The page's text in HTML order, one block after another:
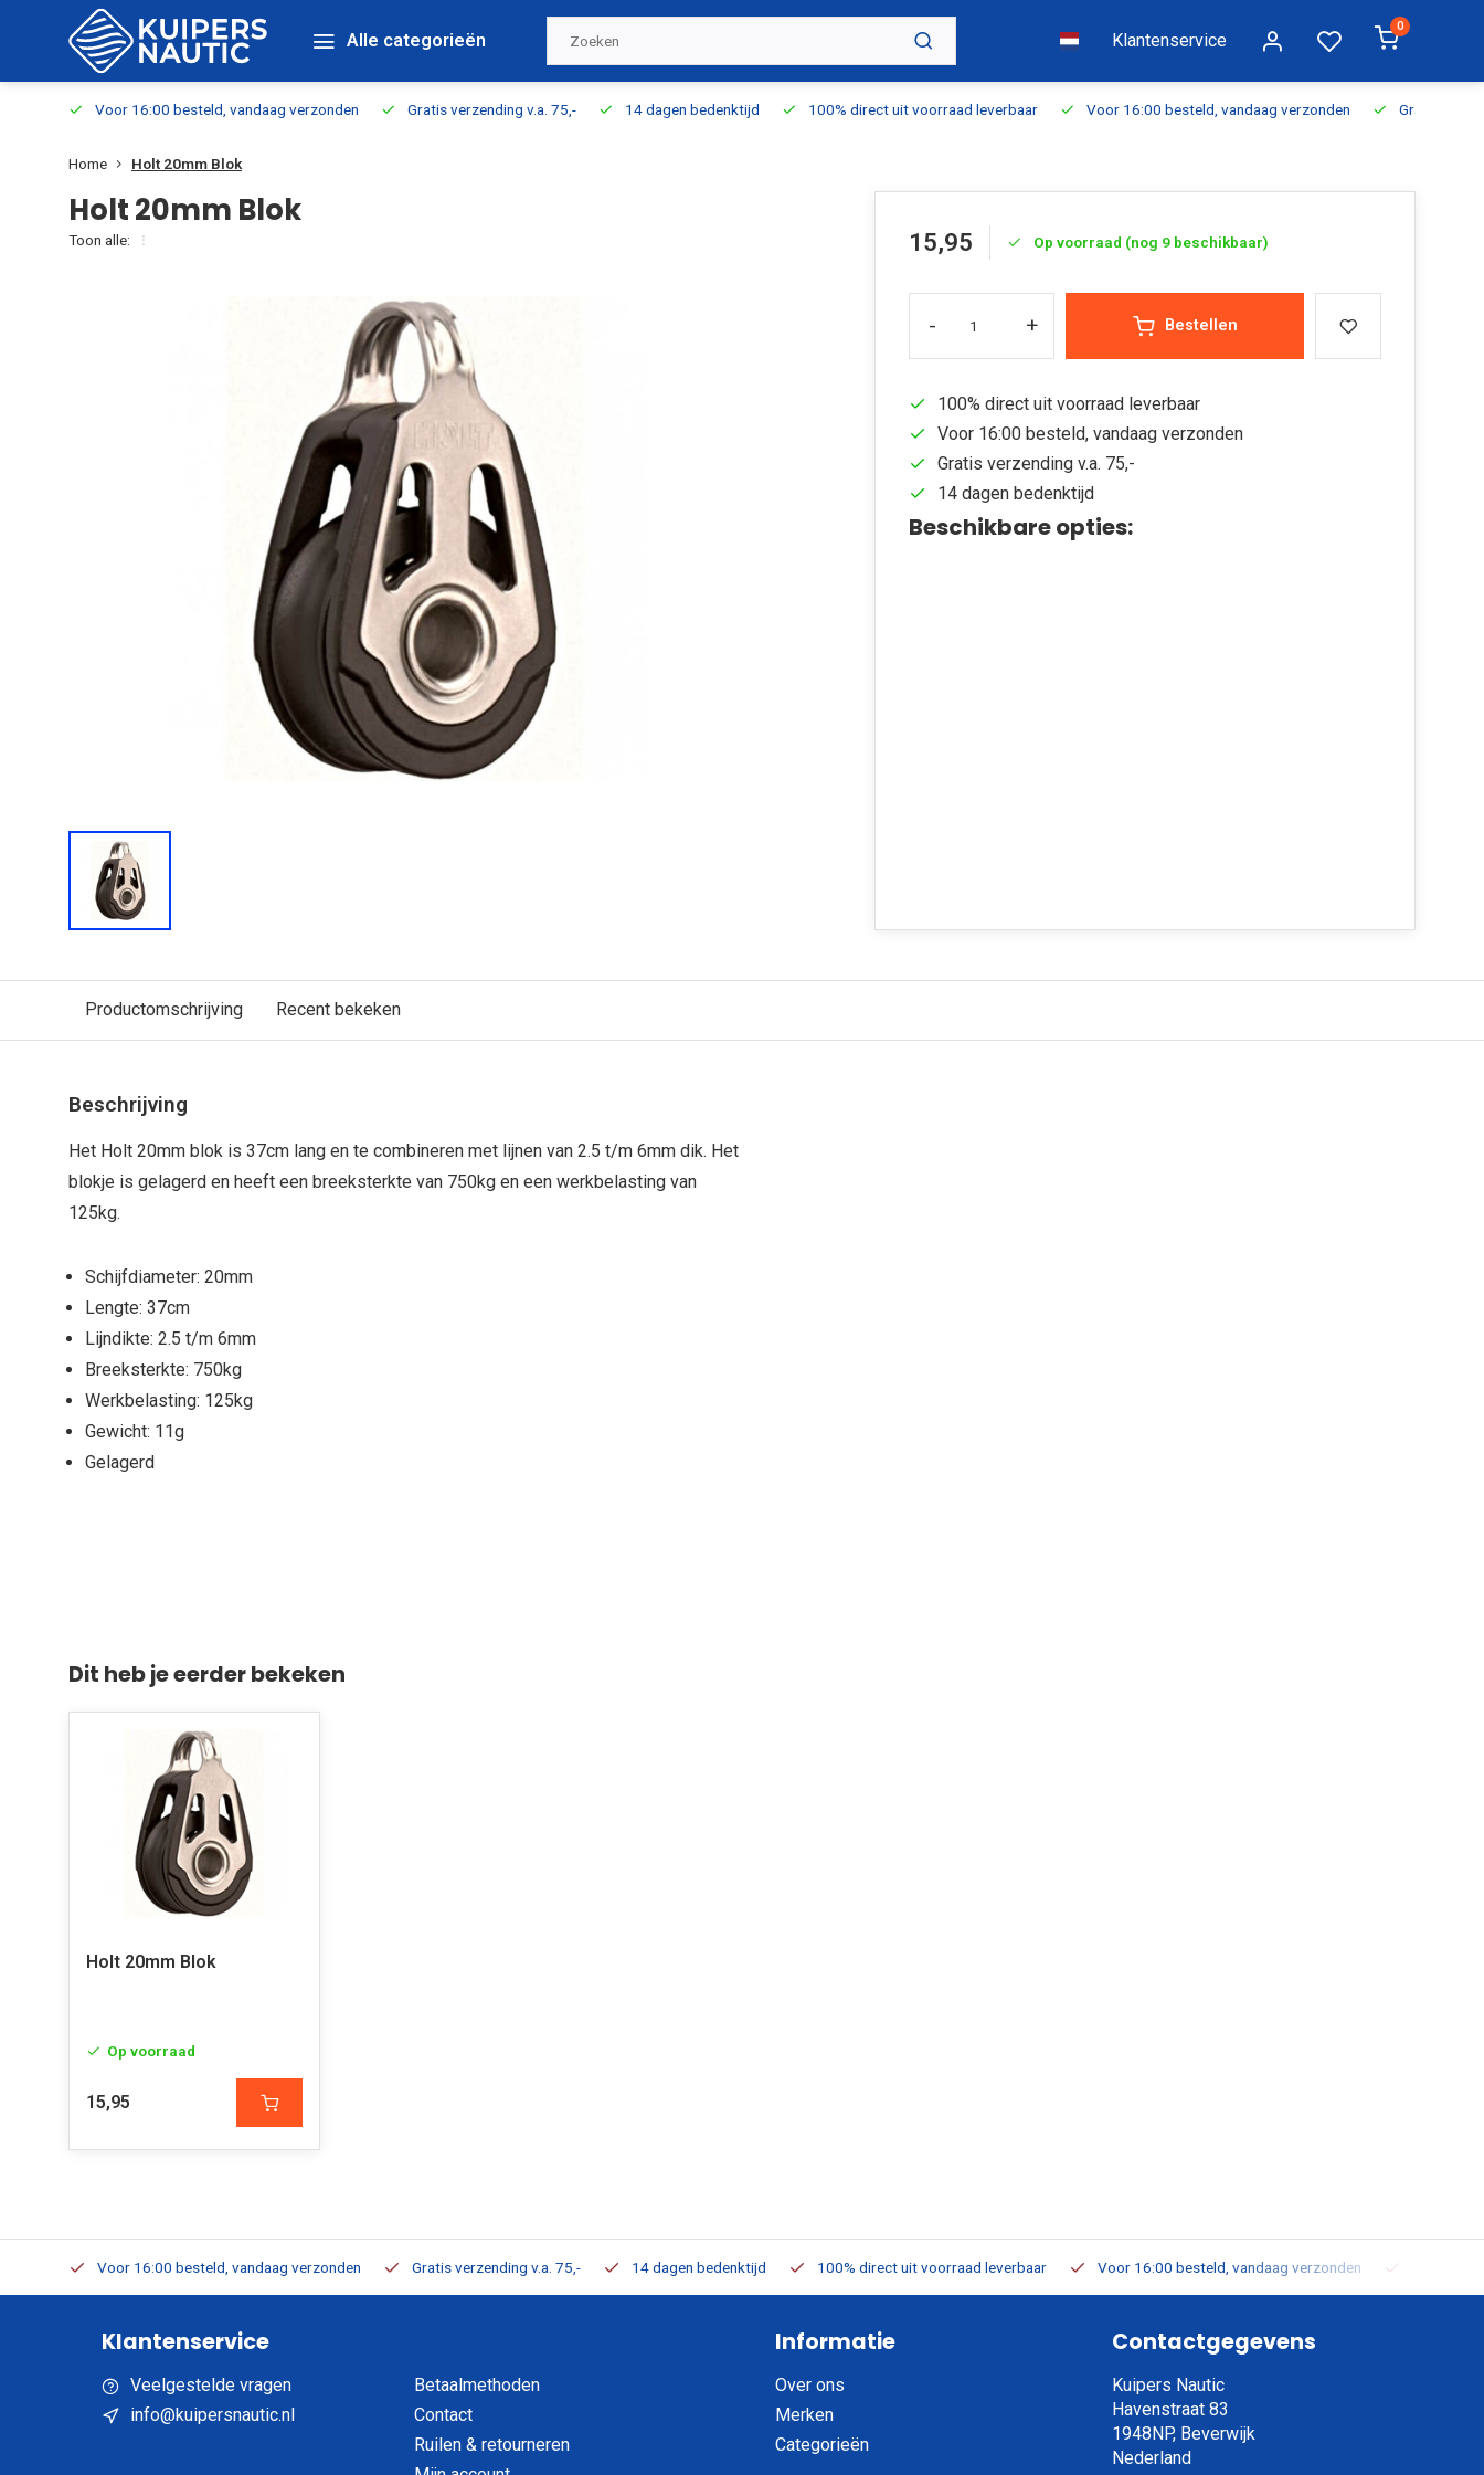
Alle categorieën Klantenservice
0
Voor 16:00 besteld, vandaag verzonden Gratis verzending v.a. 75,- 14 dagen bedenktijd 100% direct uit voorraad leverbaar Voor 16:00 besteld, vandaag verzonden Gratis
Home Holt 20mm Blok
Holt 20mm Blok
Toon alle: 15,95 Op voorraad (nog 9 beschikbaar)
- + Bestellen
100% direct uit voorraad leverbaar
Voor 16:00 besteld, vandaag verzonden
Gratis verzending v.a. 75,-
14 dagen bedenktijd
Beschikbare opties:
Productomschrijving Recent bekeken
Beschrijving
Het Holt 20mm blok is 37cm lang en te combineren met lijnen van 2.5 t/m 6mm dik. Het
blokje is gelagerd en heeft een breeksterkte van 750kg en een werkbelasting van
125kg.
Schijfdiameter: 20mm
Lengte: 37cm
Lijndikte: 2.5 t/m 6mm
Breeksterkte: 750kg
Werkbelasting: 125kg
Gewicht: 11g
Gelagerd
Dit heb je eerder bekeken
Holt 20mm Blok
Op voorraad
15,95
Voor 16:00 besteld, vandaag verzonden Gratis verzending v.a. 75,- 14 dagen bedenktijd 100% direct uit voorraad leverbaar Voor 16:00 besteld, vandaag verzonden
Klantenservice
Veelgestelde vragen
info@kuipersnautic.nl
Betaalmethoden
Contact
Ruilen & retourneren
Informatie
Over ons
Merken
Categorieën
Contactgegevens
Kuipers Nautic
Havenstraat 83
1948NP, Beverwijk
Nederland